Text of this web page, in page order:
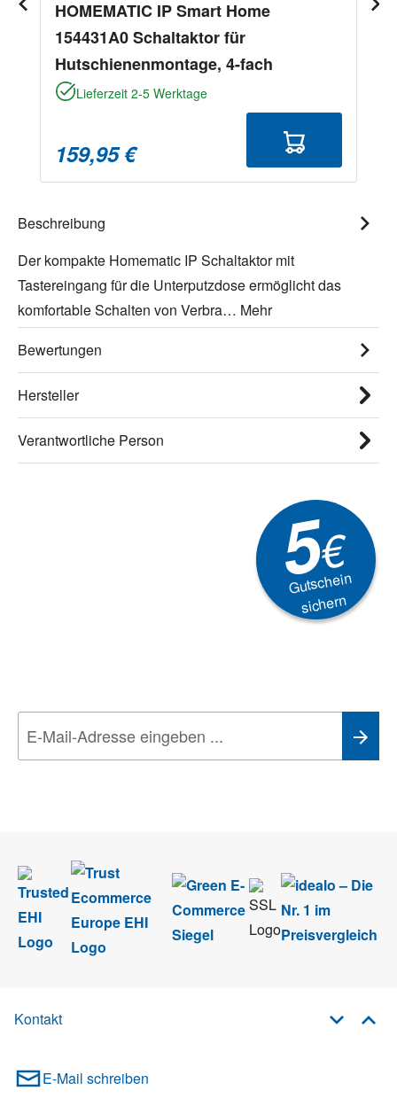
HOMEMATIC IP Smart Home
154431A0 Schaltaktor für
Hutschienenmontage, 4-fach
Lieferzeit 2-5 Werktage
159,95 €
Beschreibung
Der kompakte Homematic IP Schaltaktor mit
Tastereingang für die Unterputzdose ermöglicht das
komfortable Schalten von Verbra… Mehr
Bewertungen
Hersteller
Verantwortliche Person
5€
Gutschein
sichern
Kontakt
E-Mail schreiben